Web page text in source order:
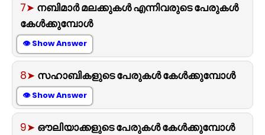
7➤ നബിമാർ മലക്കുകൾ എന്നിവരുടെ പേരുകൾ
കേൾക്കുമ്പോൾ
👁 Show Answer
8➤ സഹാബികളുടെ പേരുകൾ കേൾക്കുമ്പോൾ
👁 Show Answer
9➤ ഔലിയാക്കളുടെ പേരുകൾ കേൾക്കുമ്പോൾ